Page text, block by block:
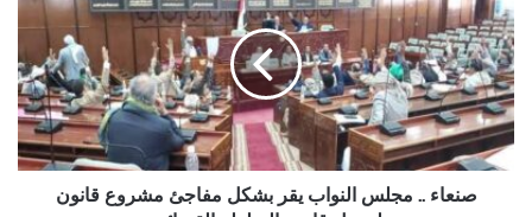
مجلس
النواب
يقر
بشكل
مفاجئ
مشروع
قانون
لتعديلصنعاء .. مجلس النواب يقر بشكل مفاجئ مشروع قانون